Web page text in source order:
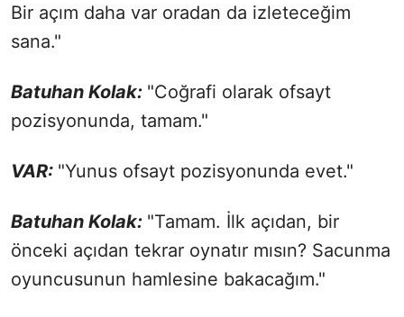
Bir açım daha var oradan da izleteceğim
sana."
Batuhan Kolak: "Coğrafi olarak ofsayt
pozisyonunda, tamam."
VAR: "Yunus ofsayt pozisyonunda evet."
Batuhan Kolak: "Tamam. İlk açıdan, bir
önceki açıdan tekrar oynatır mısın? Sacunma
oyuncusunun hamlesine bakacağım."